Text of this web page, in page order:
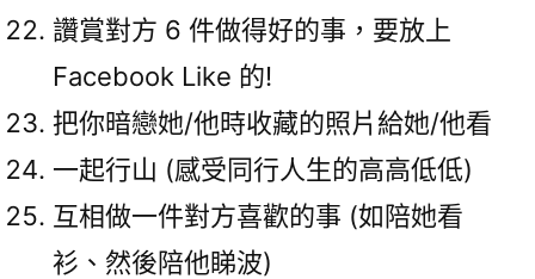
讚賞對方 6 件做得好的事，要放上
Facebook Like 的!
把你暗戀她/他時收藏的照片給她/他看
一起行山 (感受同行人生的高高低低)
互相做一件對方喜歡的事 (如陪她看
衫、然後陪他睇波)